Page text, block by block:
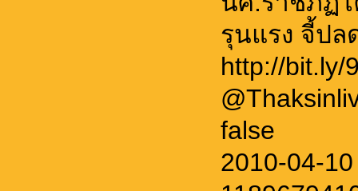
รุนแรง จี้ปล
http://bit.ly/
false
2010-04-